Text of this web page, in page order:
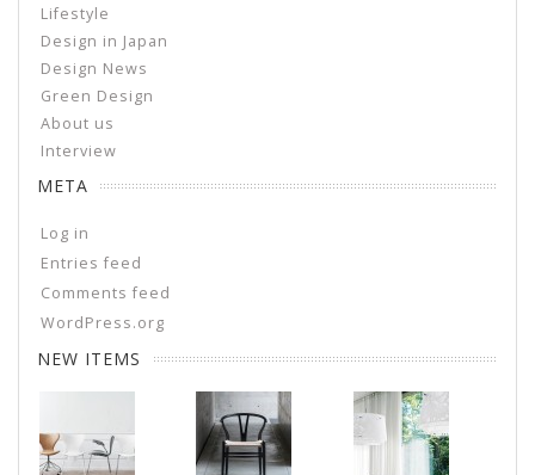
Lifestyle
Design in Japan
Design News
Green Design
About us
Interview
META
Log in
Entries feed
Comments feed
WordPress.org
NEW ITEMS